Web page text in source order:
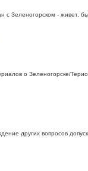
с Зеленогорском - живет,
о Зеленогорске/
других вопросов